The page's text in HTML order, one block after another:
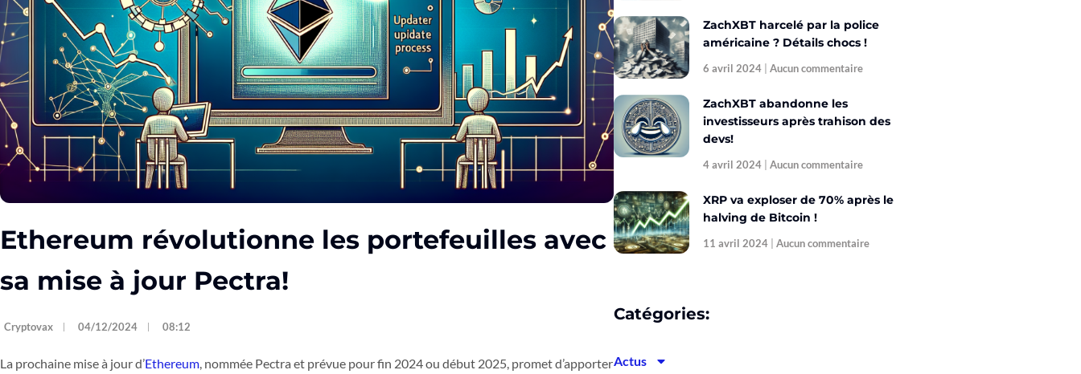
Ethereum révolutionne les portefeuilles avec
sa mise à jour Pectra!
Cryptovax 04/12/2024 08:12
La prochaine mise à jour d’Ethereum , nommée Pectra et prévue pour fin 2024 ou début 2025, promet d’apporter
ZachXBT harcelé par la police
américaine ? Détails chocs !
6 avril 2024 Aucun commentaire
ZachXBT abandonne les
investisseurs après trahison des
devs!
4 avril 2024 Aucun commentaire
XRP va exploser de 70% après le
halving de Bitcoin !
11 avril 2024 Aucun commentaire
Catégories:
Actus